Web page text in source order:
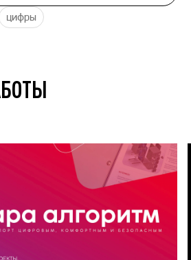
цифры